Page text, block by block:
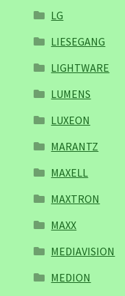
LG
LIESEGANG
LIGHTWARE
LUMENS
LUXEON
MARANTZ
MAXELL
MAXTRON
MAXX
MEDIAVISION
MEDION